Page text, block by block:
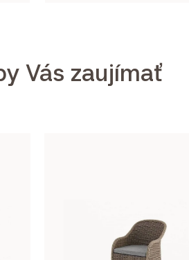
Vás zaujímať